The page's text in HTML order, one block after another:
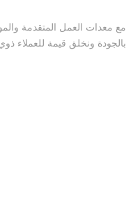
مع معدات العمل المتقدمة
بالجودة ونخلق قيمة للعملاء